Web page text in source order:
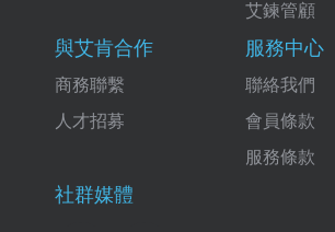
艾鍊管顧
與艾肯合作
商務聯繫
人才招募
服務中心
聯絡我們
會員條款
服務條款
社群媒體